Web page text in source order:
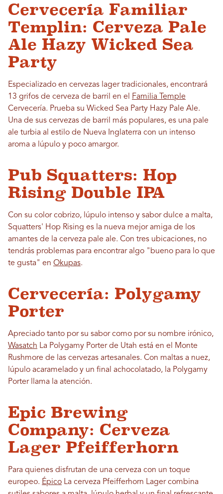
Cervecería Familiar
Templin: Cerveza Pale
Ale Hazy Wicked Sea
Party
Especializado en cervezas lager tradicionales, encontrará
13 grifos de cerveza de barril en el
Familia Temple
Cervecería. Prueba su Wicked Sea Party Hazy Pale Ale.
Una de sus cervezas de barril más populares, es una pale
ale turbia al estilo de Nueva Inglaterra con un intenso
aroma a lúpulo y poco amargor.
Pub Squatters: Hop
Rising Double IPA
Con su color cobrizo, lúpulo intenso y sabor dulce a malta,
Squatters' Hop Rising es la nueva mejor amiga de los
amantes de la cerveza pale ale. Con tres ubicaciones, no
tendrás problemas para encontrar algo "bueno para lo que
te gusta" en Okupas.
Cervecería: Polygamy
Porter
Apreciado tanto por su sabor como por su nombre irónico,
Wasatch La Polygamy Porter de Utah está en el Monte
Rushmore de las cervezas artesanales. Con maltas a nuez,
lúpulo acaramelado y un final achocolatado, la Polygamy
Porter llama la atención.
Epic Brewing
Company: Cerveza
Lager Pfeifferhorn
Para quienes disfrutan de una cerveza con un toque
europeo. Épico La cerveza Pfeifferhorn Lager combina